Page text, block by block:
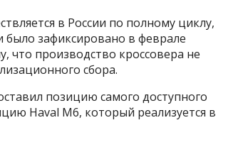
в России по полному циклу,
зафиксировано в феврале
что производство кроссовера не
сбора.
позицию самого доступного
Haval M6, который реализуется в